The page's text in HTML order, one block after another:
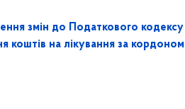
змін до Податкового кодексу
коштів на лікування за кордоном